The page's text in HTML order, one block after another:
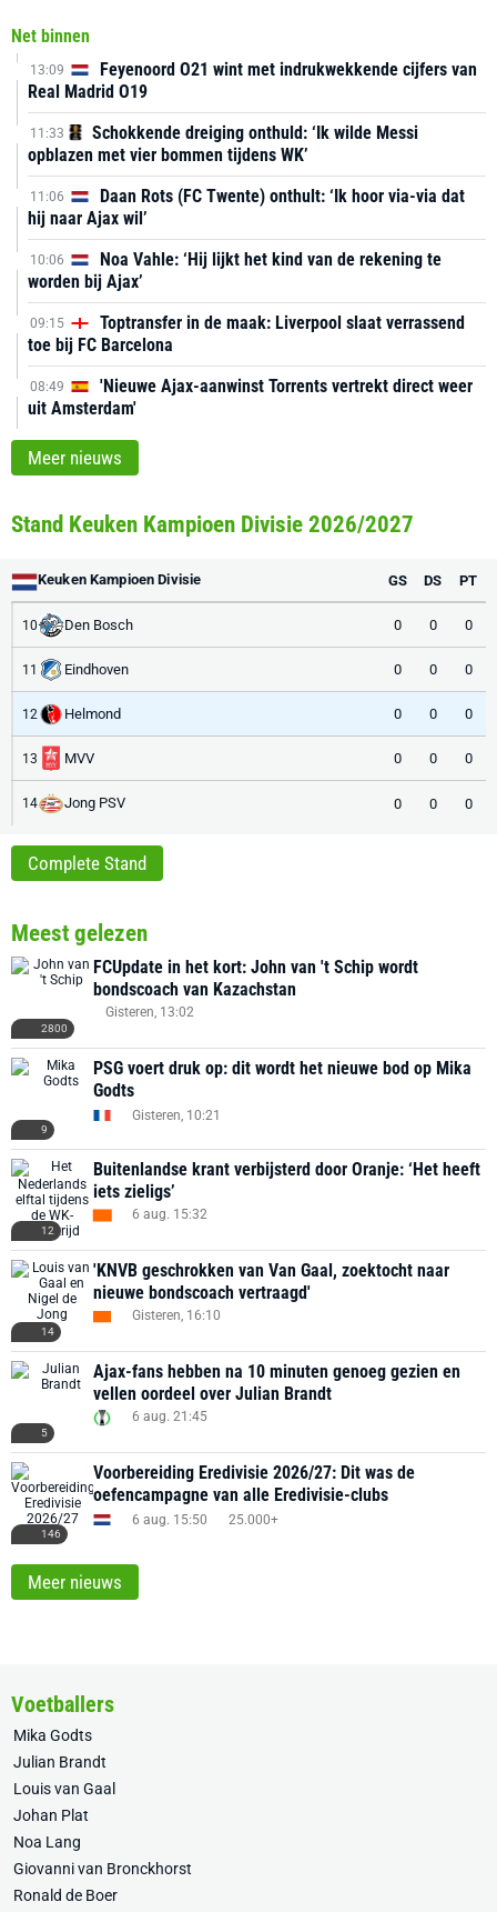
Net binnen
13:09
Feyenoord O21 wint met indrukwekkende cijfers van
Real Madrid O19
11:33
Schokkende dreiging onthuld: ‘Ik wilde Messi
opblazen met vier bommen tijdens WK’
11:06
Daan Rots (FC Twente) onthult: ‘Ik hoor via-via dat
hij naar Ajax wil’
10:06
Noa Vahle: ‘Hij lijkt het kind van de rekening te
worden bij Ajax’
09:15
Toptransfer in de maak: Liverpool slaat verrassend
toe bij FC Barcelona
08:49
'Nieuwe Ajax-aanwinst Torrents vertrekt direct weer
uit Amsterdam'
Meer nieuws
Stand Keuken Kampioen Divisie 2026/2027
Keuken Kampioen Divisie GS DS PT
10 Den Bosch 0 0 0
11 Eindhoven 0 0 0
12 Helmond 0 0 0
13 MVV 0 0 0
14 Jong PSV 0 0 0
Complete Stand
Meest gelezen
2800
FCUpdate in het kort: John van 't Schip wordt
bondscoach van Kazachstan
Gisteren, 13:02
9
PSG voert druk op: dit wordt het nieuwe bod op Mika
Godts
Gisteren, 10:21
12
Buitenlandse krant verbijsterd door Oranje: ‘Het heeft
iets zieligs’
6 aug. 15:32
14
'KNVB geschrokken van Van Gaal, zoektocht naar
nieuwe bondscoach vertraagd'
Gisteren, 16:10
5
Ajax-fans hebben na 10 minuten genoeg gezien en
vellen oordeel over Julian Brandt
6 aug. 21:45
146
Voorbereiding Eredivisie 2026/27: Dit was de
oefencampagne van alle Eredivisie-clubs
6 aug. 15:50 25.000+
Meer nieuws
Voetballers
Mika Godts
Julian Brandt
Louis van Gaal
Johan Plat
Noa Lang
Giovanni van Bronckhorst
Ronald de Boer